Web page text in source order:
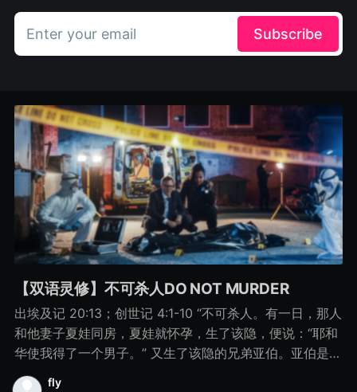
Enter your email Subscribe
【双语灵修】不可杀人DO NOT MURDER
出埃及记 20:13；创世记 4:1-10 “不可杀人。有一日，那人
和他妻子夏娃同房，夏娃就怀孕，生了该隐，便说：“耶和
华使我得了一个男子。” 又生了该隐的兄弟亚伯。亚伯是牧
羊的，该隐是种地的。 有一日，该隐拿地里的出产为供物
fly